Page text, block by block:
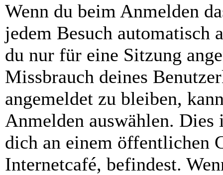
Wenn du beim Anmelden
jedem Besuch automatisch
du nur für eine Sitzung
Missbrauch deines
angemeldet zu bleiben,
Anmelden auswählen.
dich an einem öffentlichen
Internetcafé, befindest.